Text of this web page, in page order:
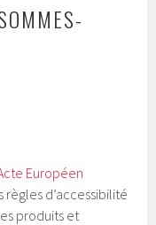
Européen
règles d’accessibilité
produits et